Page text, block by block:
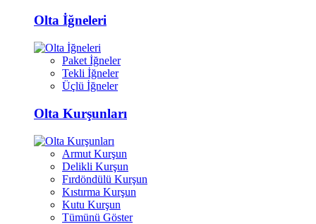
Olta İğneleri
Paket İğneler
Tekli İğneler
Üçlü İğneler
Olta Kurşunları
Armut Kurşun
Delikli Kurşun
Fırdöndülü Kurşun
Kıstırma Kurşun
Kutu Kurşun
Tümünü Göster